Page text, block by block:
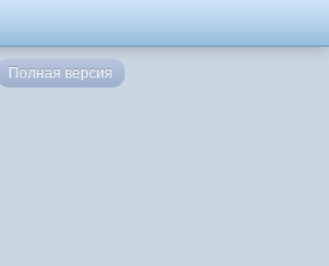
Полная версия